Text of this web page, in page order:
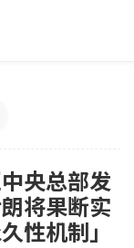
央总部发
将果断实
性机制」